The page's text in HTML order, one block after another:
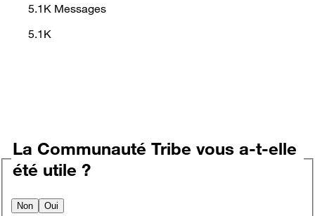
5.1K Messages
5.1K
La Communauté Tribe vous a-t-elle
été utile ?
Non Oui